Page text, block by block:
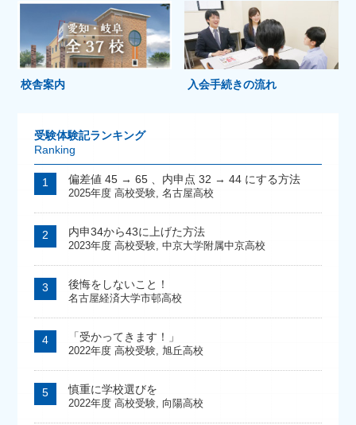
校舎案内 入会手続きの流れ
受験体験記ランキング
Ranking
偏差値 45 → 65 、内申点 32 → 44 にする方法
2025年度 高校受験, 名古屋高校
内申34から43に上げた方法
2023年度 高校受験, 中京大学附属中京高校
後悔をしないこと！
名古屋経済大学市邨高校
「受かってきます！」
2022年度 高校受験, 旭丘高校
慎重に学校選びを
2022年度 高校受験, 向陽高校